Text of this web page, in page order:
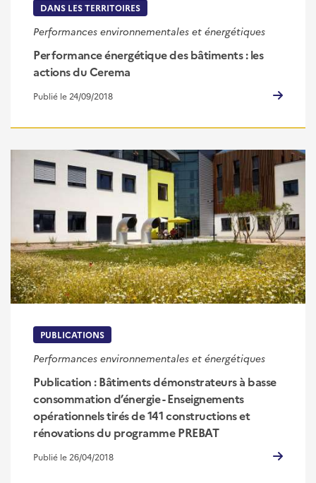
DANS LES TERRITOIRES
Performances environnementales et énergétiques
Performance énergétique des bâtiments : les
actions du Cerema
Publié le 24/09/2018
PUBLICATIONS
Performances environnementales et énergétiques
Publication : Bâtiments démonstrateurs à basse
consommation d’énergie - Enseignements
opérationnels tirés de 141 constructions et
rénovations du programme PREBAT
Publié le 26/04/2018